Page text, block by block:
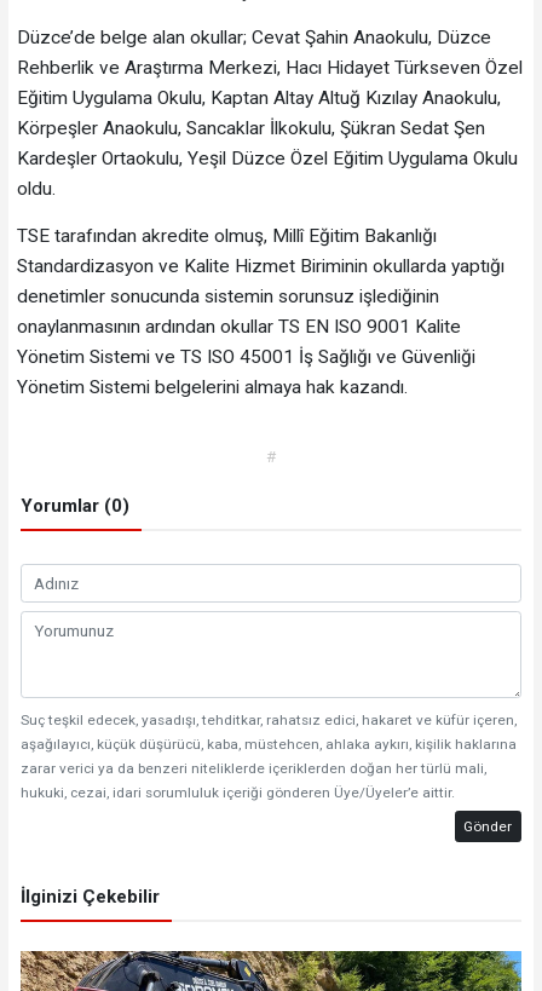
Düzce’de belge alan okullar; Cevat Şahin Anaokulu, Düzce
Rehberlik ve Araştırma Merkezi, Hacı Hidayet Türkseven Özel
Eğitim Uygulama Okulu, Kaptan Altay Altuğ Kızılay Anaokulu,
Körpeşler Anaokulu, Sancaklar İlkokulu, Şükran Sedat Şen
Kardeşler Ortaokulu, Yeşil Düzce Özel Eğitim Uygulama Okulu
oldu.
TSE tarafından akredite olmuş, Millî Eğitim Bakanlığı
Standardizasyon ve Kalite Hizmet Biriminin okullarda yaptığı
denetimler sonucunda sistemin sorunsuz işlediğinin
onaylanmasının ardından okullar TS EN ISO 9001 Kalite
Yönetim Sistemi ve TS ISO 45001 İş Sağlığı ve Güvenliği
Yönetim Sistemi belgelerini almaya hak kazandı.
#
Yorumlar (0)
Suç teşkil edecek, yasadışı, tehditkar, rahatsız edici, hakaret ve küfür içeren,
aşağılayıcı, küçük düşürücü, kaba, müstehcen, ahlaka aykırı, kişilik haklarına
zarar verici ya da benzeri niteliklerde içeriklerden doğan her türlü mali,
hukuki, cezai, idari sorumluluk içeriği gönderen Üye/Üyeler’e aittir.
Gönder
İlginizi Çekebilir